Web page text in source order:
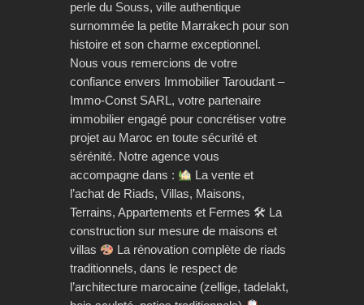
perle du Souss, ville authentique
surnommée la petite Marrakech pour son
histoire et son charme exceptionnel.
Nous vous remercions de votre
confiance envers Immobilier Taroudant –
Immo-Const SARL, votre partenaire
immobilier engagé pour concrétiser votre
projet au Maroc en toute sécurité et
sérénité. Notre agence vous
accompagne dans :
La vente et
l’achat de Riads, Villas, Maisons,
Terrains, Appartements et Fermes 🛠 La
construction sur mesure de maisons et
villas
La rénovation complète de riads
traditionnels, dans le respect de
l’architecture marocaine (zellige, tadelakt,